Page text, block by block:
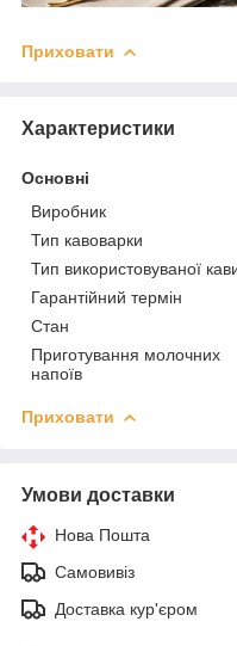
Приховати
Характеристики
Основні
Виробник
Тип кавоварки
Тип використовуваної
Гарантійний термін
Стан
Приготування молочних
напоїв
Приховати
Умови доставки
Нова Пошта
Самовивіз
Доставка кур'єром